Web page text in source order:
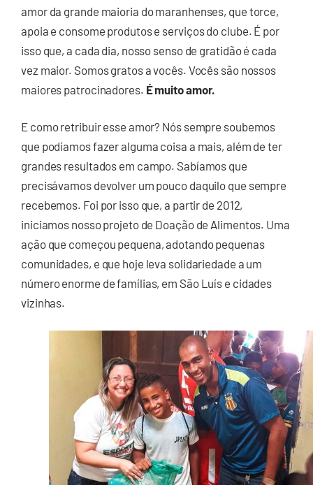
amor da grande maioria do maranhenses, que torce,
apoia e consome produtos e serviços do clube. É por
isso que, a cada dia, nosso senso de gratidão é cada
vez maior. Somos gratos a vocês. Vocês são nossos
maiores patrocinadores. É muito amor.
E como retribuir esse amor? Nós sempre soubemos
que podíamos fazer alguma coisa a mais, além de ter
grandes resultados em campo. Sabíamos que
precisávamos devolver um pouco daquilo que sempre
recebemos. Foi por isso que, a partir de 2012,
iniciamos nosso projeto de Doação de Alimentos. Uma
ação que começou pequena, adotando pequenas
comunidades, e que hoje leva solidariedade a um
número enorme de famílias, em São Luís e cidades
vizinhas.